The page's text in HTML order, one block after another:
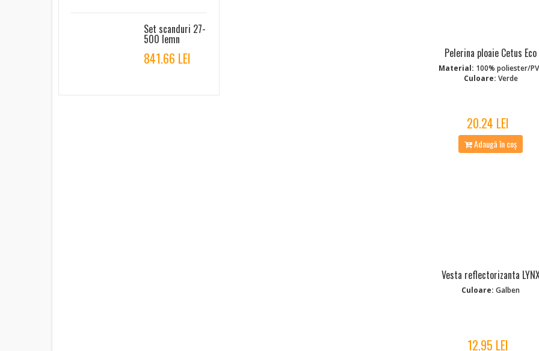
Pelerina ploaie Cetus Eco
Material: 100% poliester/
Culoare: Verde
20.24 LEI
Adaugă în coș
Vesta reflectorizanta
Culoare: Galben
12.95 LEI
Set scanduri 27-
500 lemn
841.66 LEI